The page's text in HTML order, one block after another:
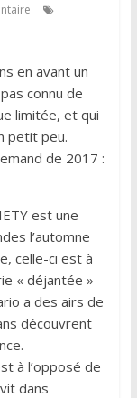
en avant un
connu de
limitée, et qui
petit peu.
de 2017 :
est une
l’automne
celle-ci est à
« déjantée »
a des airs de
découvrent
à l’opposé de
dans